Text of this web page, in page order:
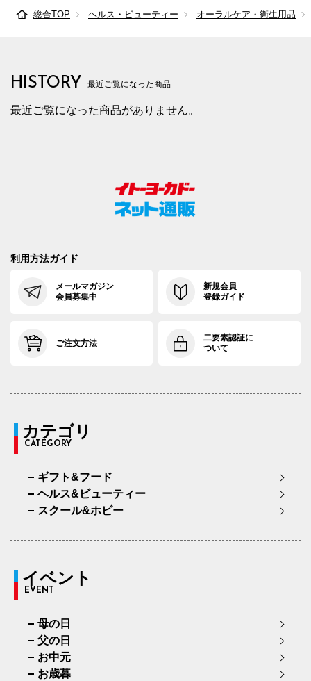
総合TOP ヘルス・ビューティー オーラルケア・衛生用品
HISTORY 最近ご覧になった商品
最近ご覧になった商品がありません。
利用方法ガイド
メールマガジン
会員募集中
新規会員
登録ガイド
ご注文方法
二要素認証に
ついて
カテゴリ
CATEGORY
ギフト&フード
ヘルス&ビューティー
スクール&ホビー
イベント
EVENT
母の日
父の日
お中元
お歳暮